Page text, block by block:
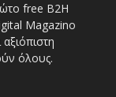
free Β2Η
Magazino
όλους.